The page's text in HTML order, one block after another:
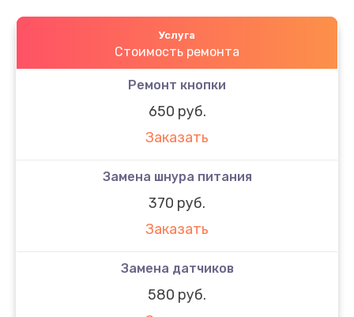
Услуга
Стоимость ремонта
Ремонт кнопки
650 руб.
Заказать
Замена шнура питания
370 руб.
Заказать
Замена датчиков
580 руб.